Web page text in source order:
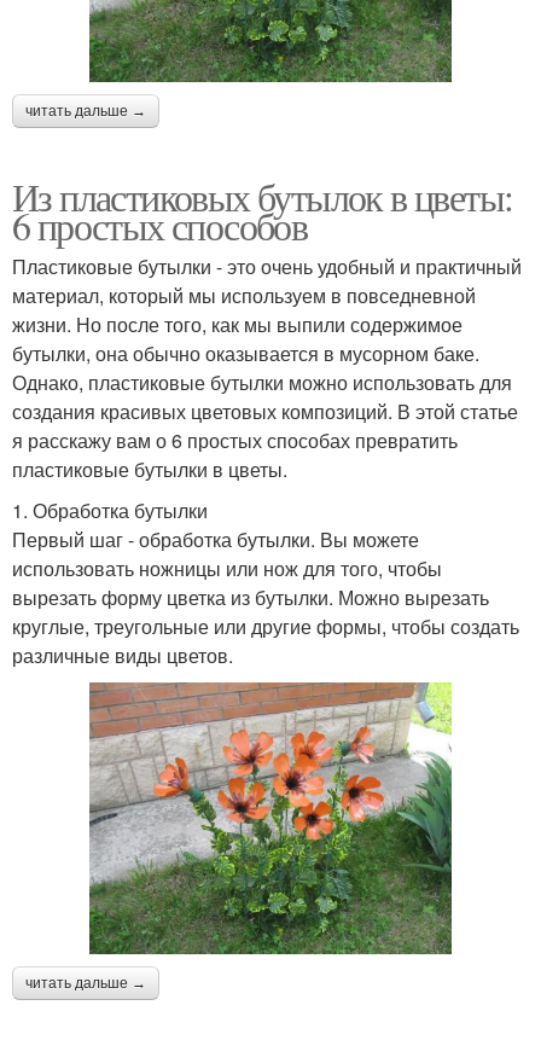
читать дальше →
Из пластиковых бутылок в цветы:
6 простых способов
Пластиковые бутылки - это очень удобный и практичный
материал, который мы используем в повседневной
жизни. Но после того, как мы выпили содержимое
бутылки, она обычно оказывается в мусорном баке.
Однако, пластиковые бутылки можно использовать для
создания красивых цветовых композиций. В этой статье
я расскажу вам о 6 простых способах превратить
пластиковые бутылки в цветы.
1. Обработка бутылки
Первый шаг - обработка бутылки. Вы можете
использовать ножницы или нож для того, чтобы
вырезать форму цветка из бутылки. Можно вырезать
круглые, треугольные или другие формы, чтобы создать
различные виды цветов.
читать дальше →